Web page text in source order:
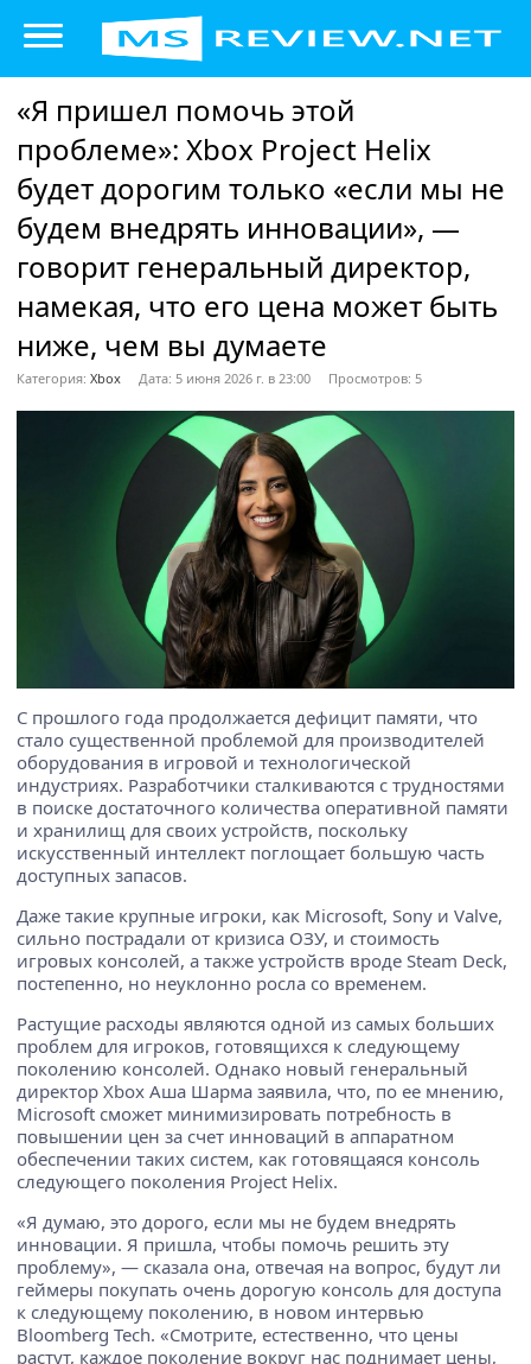
«Я пришел помочь этой
проблеме»: Xbox Project Helix
будет дорогим только «если мы не
будем внедрять инновации», —
говорит генеральный директор,
намекая, что его цена может быть
ниже, чем вы думаете
Категория: Xbox Дата: 5 июня 2026 г. в 23:00 Просмотров: 5
С прошлого года продолжается дефицит памяти, что
стало существенной проблемой для производителей
оборудования в игровой и технологической
индустриях. Разработчики сталкиваются с трудностями
в поиске достаточного количества оперативной памяти
и хранилищ для своих устройств, поскольку
искусственный интеллект поглощает большую часть
доступных запасов.
Даже такие крупные игроки, как Microsoft, Sony и Valve,
сильно пострадали от кризиса ОЗУ, и стоимость
игровых консолей, а также устройств вроде Steam Deck,
постепенно, но неуклонно росла со временем.
Растущие расходы являются одной из самых больших
проблем для игроков, готовящихся к следующему
поколению консолей. Однако новый генеральный
директор Xbox Аша Шарма заявила, что, по ее мнению,
Microsoft сможет минимизировать потребность в
повышении цен за счет инноваций в аппаратном
обеспечении таких систем, как готовящаяся консоль
следующего поколения Project Helix.
«Я думаю, это дорого, если мы не будем внедрять
инновации. Я пришла, чтобы помочь решить эту
проблему», — сказала она, отвечая на вопрос, будут ли
геймеры покупать очень дорогую консоль для доступа
к следующему поколению, в новом интервью
Bloomberg Tech. «Смотрите, естественно, что цены
растут, каждое поколение вокруг нас поднимает цены,